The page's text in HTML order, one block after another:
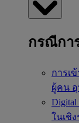
กรณีกา
การเ
ผู้คน
Digital
ในเชิ